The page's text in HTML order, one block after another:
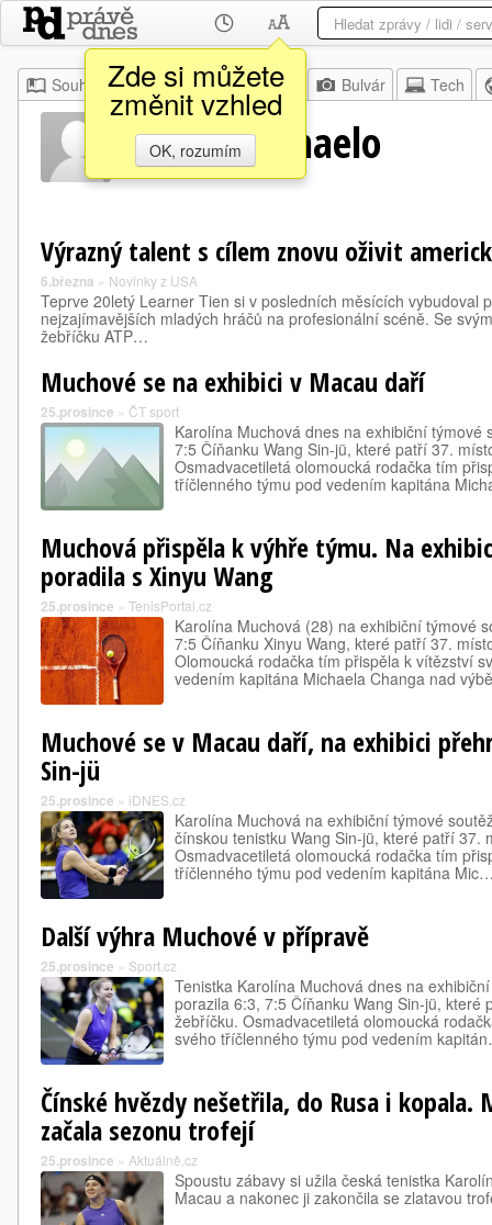
Zde si můžete
změnit vzhled
OK, rozumím
Souhrn Moje Z domova Bulvár Tech
Chang Michaelo
Výrazný talent s cílem znovu oživit
6.března » Novinky z USA
Teprve 20letý Learner Tien si v posledních měsících vybudoval
nejzajímavějších mladých hráčů na profesionální scéně. Se
žebříčku ATP…
Muchové se na exhibici v Macau daří
25.prosince » ČT sport
Karolína Muchová dnes na exhibiční týmové
7:5 Číňanku Wang Sin-jü, které patří 37.
Osmadvacetiletá olomoucká rodačka tím
tříčlenného týmu pod vedením kapitána
Muchová přispěla k výhře týmu. Na
poradila s Xinyu Wang
25.prosince » TenisPortal.cz
Karolína Muchová (28) na exhibiční týmové
7:5 Číňanku Xinyu Wang, které patří 37.
Olomoucká rodačka tím přispěla k vítězství
vedením kapitána Michaela Changa nad
Muchové se v Macau daří, na exhibici
Sin-jü
25.prosince » iDNES.cz
Karolína Muchová na exhibiční týmové
čínskou tenistku Wang Sin-jü, které patří 37.
Osmadvacetiletá olomoucká rodačka tím
tříčlenného týmu pod vedením kapitána
Další výhra Muchové v přípravě
25.prosince » Sport.cz
Tenistka Karolína Muchová dnes na
porazila 6:3, 7:5 Číňanku Wang Sin-jü, které
žebříčku. Osmadvacetiletá olomoucká
svého tříčlenného týmu pod vedením
Čínské hvězdy nešetřila, do Rusa i kopala.
začala sezonu trofejí
25.prosince » Aktuálně.cz
Spoustu zábavy si užila česká tenistka
Macau a nakonec ji zakončila se zlatavou